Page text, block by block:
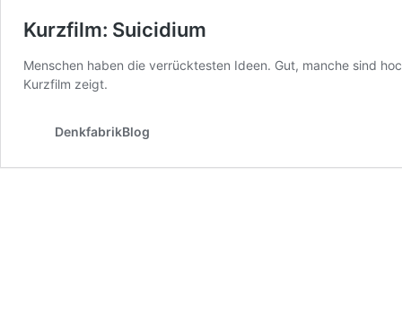
Kurzfilm: Suicidium
Menschen haben die verrücktesten Ideen. Gut, manche sind
Kurzfilm zeigt.
DenkfabrikBlog